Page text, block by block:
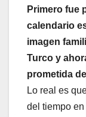
Primero fue
calendario
imagen
Turco y
prometida
Lo real es
del tiempo